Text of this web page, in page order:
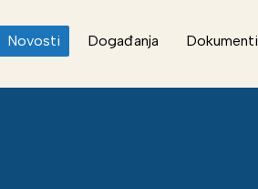
Novosti Događanja Dokumenti